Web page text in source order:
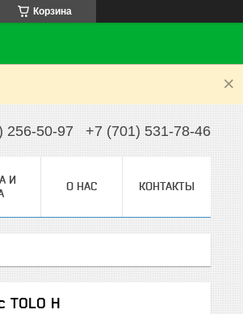
Корзина
256-50-97 +7 (701) 531-78-46
И
О НАС КОНТАКТЫ
TOLO H